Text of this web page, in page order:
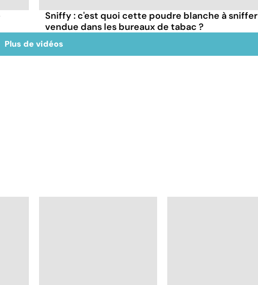
Sniffy : c'est quoi cette poudre blanche à sniffer
vendue dans les bureaux de tabac ?
Plus de vidéos